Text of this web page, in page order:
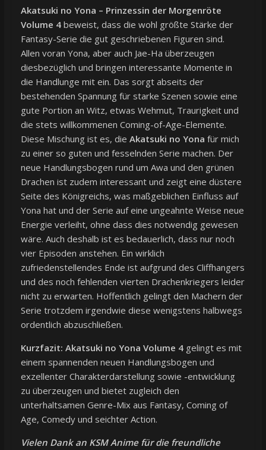
Akatsuki no Yona – Prinzessin der Morgenröte
Volume 4beweist, dass die wohl größte Stärke der
Fantasy-Serie die gut geschriebenen Figuren sind.
Allen voran Yona, aber auch Jae-Ha überzeugen
diesbezüglich und bringen interessante Momente in
die Handlunge mit ein. Das sorgt abseits der
bestehenden Spannung für starke Szenen sowie eine
gute Portion an Witz, etwas Wehmut, Traurigkeit und
die stets willkommenen Coming-of-Age-Elemente.
Diese Mischung ist es, die Akatsuki no Yona für mich
zu einer so guten und fesselnden Serie machen. Der
neue Handlungsbogen rund um Awa und den grünen
Drachen ist zudem interessant und zeigt eine düstere
Seite des Königreichs, was maßgeblichen Einfluss auf
Yona hat und der Serie auf eine ungeahnte Weise neue
Energie verleiht, ohne dass dies notwendig gewesen
wäre. Auch deshalb ist es bedauerlich, dass nur noch
vier Episoden anstehen. Ein wirklich
zufriedenstellendes Ende ist aufgrund des Cliffhangers
und des noch fehlenden vierten Drachenkriegers leider
nicht zu erwarten. Hoffentlich gelingt den Machern der
Serie trotzdem irgendwie diese wenigstens halbwegs
ordentlich abzuschließen.
Kurzfazit: Akatsuki no Yona Volume 4gelingt es mit
einem spannenden neuen Handlungsbogen und
exzellenter Charakterdarstellung sowie -entwicklung
zu überzeugen und bietet zugleich den
unterhaltsamen Genre-Mix aus Fantasy, Coming of
Age, Comedy und seichter Action.
Vielen Dank an KSM Anime für die freundliche